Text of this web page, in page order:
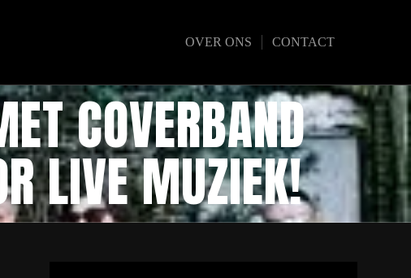
OVER ONS CONTACT
COVERBAND
LIVE MUZIEK!